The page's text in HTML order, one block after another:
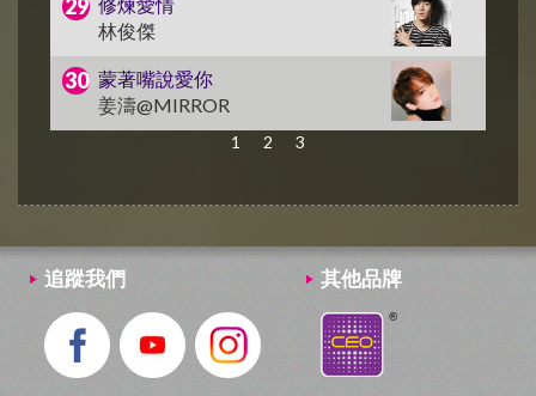
修煉愛情
林俊傑
蒙著嘴說愛你
姜濤@MIRROR
1 2 3
追蹤我們 其他品牌